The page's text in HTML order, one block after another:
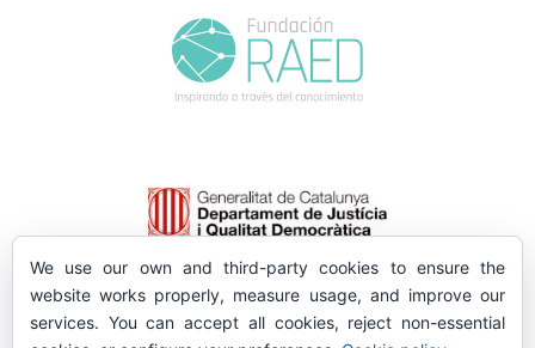
We use our own and third-party cookies to ensure the
website works properly, measure usage, and improve our
services. You can accept all cookies, reject non-essential